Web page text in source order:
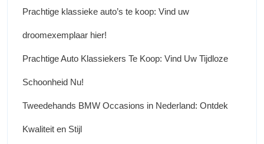
Prachtige klassieke auto’s te koop: Vind uw
droomexemplaar hier!
Prachtige Auto Klassiekers Te Koop: Vind Uw Tijdloze
Schoonheid Nu!
Tweedehands BMW Occasions in Nederland: Ontdek
Kwaliteit en Stijl